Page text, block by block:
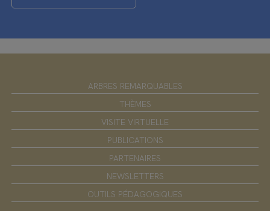
ARBRES REMARQUABLES
THÈMES
VISITE VIRTUELLE
PUBLICATIONS
PARTENAIRES
NEWSLETTERS
OUTILS PÉDAGOGIQUES